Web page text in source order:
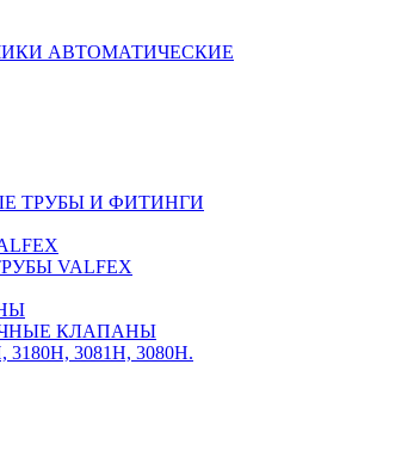
АВТОМАТИЧЕСКИЕ
ТРУБЫ И ФИТИНГИ
VALFEX
КЛАПАНЫ
3180Н, 3081Н, 3080Н.